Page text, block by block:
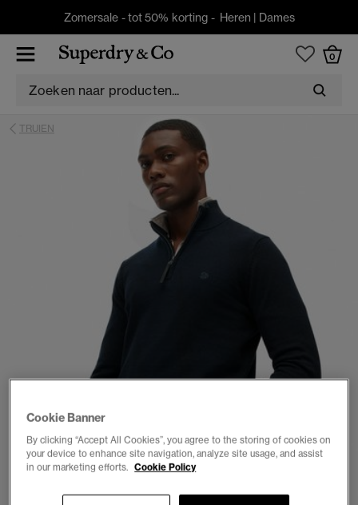
Zomersale - tot 50% korting - Heren | Dames
0
TRUIEN
1 2 3 4 5 6
Cookie Banner
By clicking “Accept All Cookies”, you agree to the storing of cookies on
your device to enhance site navigation, analyze site usage, and assist
in our marketing efforts. Cookie Policy